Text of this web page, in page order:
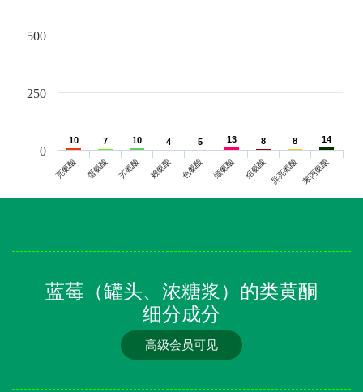
10
10 7
7 10
10 4
4 5
5 13
13 8
8 8
8 14
14
亮氨酸 蛋氨酸 苏氨酸 赖氨酸 色氨酸 缬氨酸 组氨酸 异亮氨酸苯丙氨酸
0
250
500
蓝莓（罐头、浓糖浆）的类黄酮
细分成分
高级会员可见